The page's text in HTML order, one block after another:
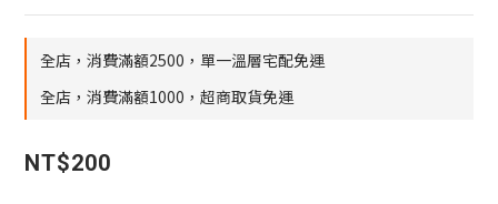
全店，消費滿額2500，單一溫層宅配免運
全店，消費滿額1000，超商取貨免運
NT$200